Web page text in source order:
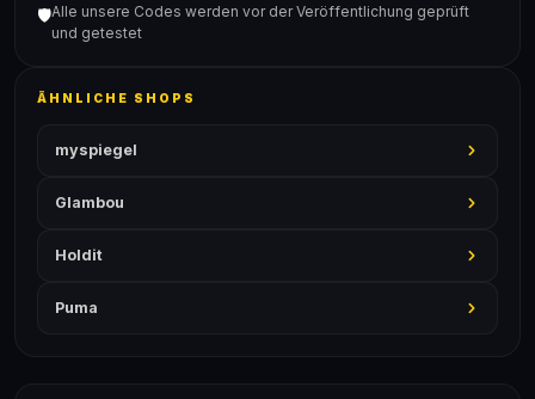
🛡️Alle unsere Codes werden vor der Veröffentlichung geprüft
und getestet
ÄHNLICHE SHOPS
myspiegel
Glambou
Holdit
Puma